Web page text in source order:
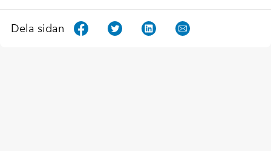
Dela sidan